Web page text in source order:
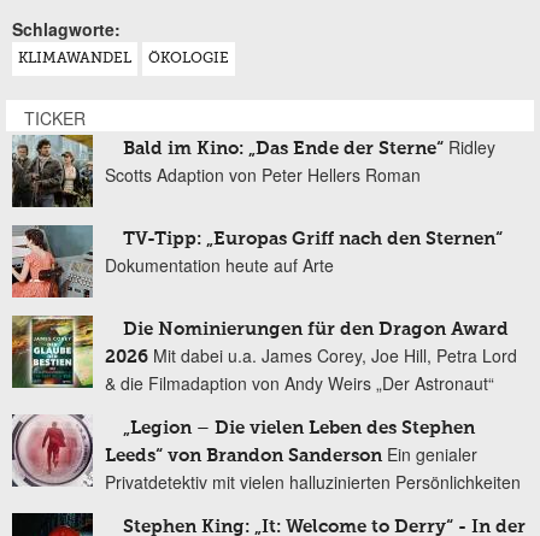
Schlagworte:
KLIMAWANDEL ÖKOLOGIE
TICKER
Bald im Kino: „Das Ende der Sterne“ Ridley
Scotts Adaption von Peter Hellers Roman
TV-Tipp: „Europas Griff nach den Sternen“
Dokumentation heute auf Arte
Die Nominierungen für den Dragon Award
2026 Mit dabei u.a. James Corey, Joe Hill, Petra Lord
& die Filmadaption von Andy Weirs „Der Astronaut“
„Legion – Die vielen Leben des Stephen
Leeds“ von Brandon Sanderson Ein genialer
Privatdetektiv mit vielen halluzinierten Persönlichkeiten
Stephen King: „It: Welcome to Derry“ - In der